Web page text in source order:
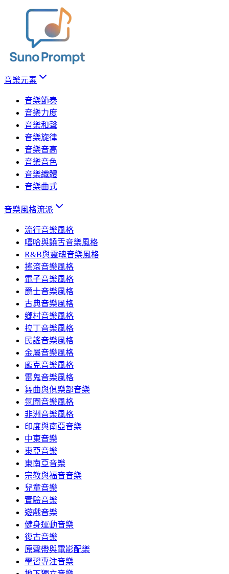
音樂元素
音樂節奏
音樂力度
音樂和聲
音樂旋律
音樂音高
音樂音色
音樂織體
音樂曲式
音樂風格流派
流行音樂風格
嘻哈與饒舌音樂風格
R&B與靈魂音樂風格
搖滾音樂風格
電子音樂風格
爵士音樂風格
古典音樂風格
鄉村音樂風格
拉丁音樂風格
民謠音樂風格
金屬音樂風格
龐克音樂風格
雷鬼音樂風格
舞曲與俱樂部音樂
氛圍音樂風格
非洲音樂風格
印度與南亞音樂
中東音樂
東亞音樂
東南亞音樂
宗教與福音音樂
兒童音樂
實驗音樂
遊戲音樂
健身運動音樂
復古音樂
原聲帶與電影配樂
學習專注音樂